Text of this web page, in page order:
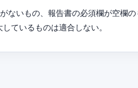
ないもの、報告書の必須欄が空欄
ているものは適合しない。